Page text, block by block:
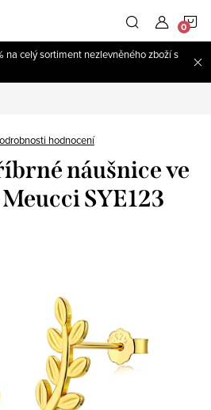
na celý sortiment nezlevněného zboží s
hodnocení
náušnice ve
SYE123